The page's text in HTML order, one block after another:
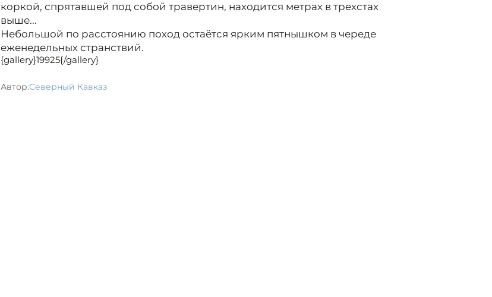
коркой, спрятавшей под собой травертин, находится метрах в трехстах
выше...
Небольшой по расстоянию поход остаётся ярким пятнышком в череде
еженедельных странствий.
{gallery}19925{/gallery}
Автор:Северный Кавказ